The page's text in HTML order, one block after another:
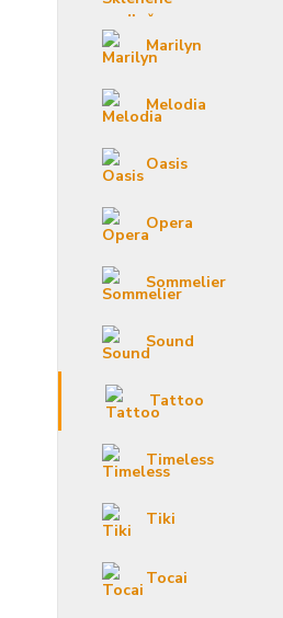
Marilyn
Melodia
Oasis
Opera
Sommelier
Sound
Tattoo
Timeless
Tiki
Tocai